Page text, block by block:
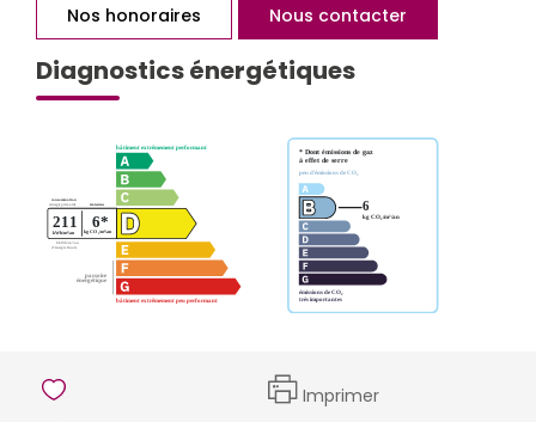
Nos honoraires Nous contacter
Diagnostics énergétiques
Imprimer